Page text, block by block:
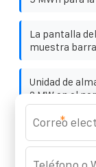
La pantalla
muestra
Unidad de
2 MW en el
Fabricante
para
*